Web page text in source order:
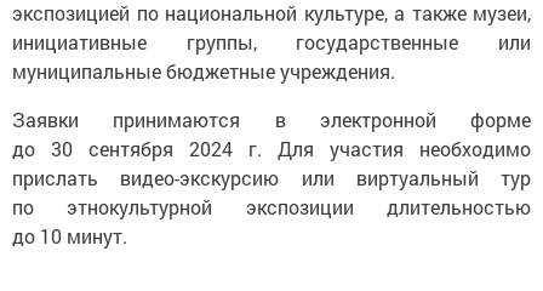
экспозицией по национальной культуре, а также музеи,
инициативные группы, государственные или
муниципальные бюджетные учреждения.
Заявки принимаются в электронной форме
до 30 сентября 2024 г. Для участия необходимо
прислать видео-экскурсию или виртуальный тур
по этнокультурной экспозиции длительностью
до 10 минут.